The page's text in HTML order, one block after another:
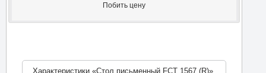
Побить цену
Характеристики «Стол письменный FCT 1567 (R)»